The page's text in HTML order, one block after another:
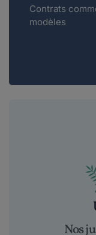
Contrats
modèles
Nos